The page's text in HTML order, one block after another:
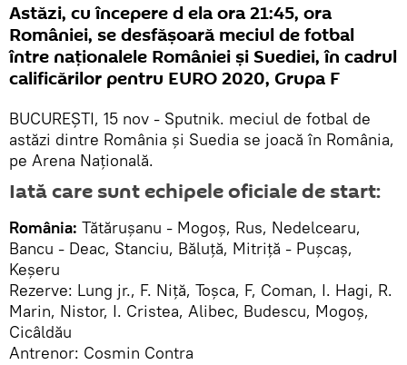
Astăzi, cu începere d ela ora 21:45, ora
României, se desfăşoară meciul de fotbal
între naţionalele României şi Suediei, în cadrul
calificărilor pentru EURO 2020, Grupa F
BUCUREŞTI, 15 nov - Sputnik. meciul de fotbal de
astăzi dintre România şi Suedia se joacă în România,
pe Arena Naţională.
Iată care sunt echipele oficiale de start:
România: Tătărușanu - Mogoș, Rus, Nedelcearu,
Bancu - Deac, Stanciu, Băluță, Mitriță - Pușcaș,
Keșeru
Rezerve: Lung jr., F. Niță, Toșca, F, Coman, I. Hagi, R.
Marin, Nistor, I. Cristea, Alibec, Budescu, Mogoș,
Cicâldău
Antrenor: Cosmin Contra